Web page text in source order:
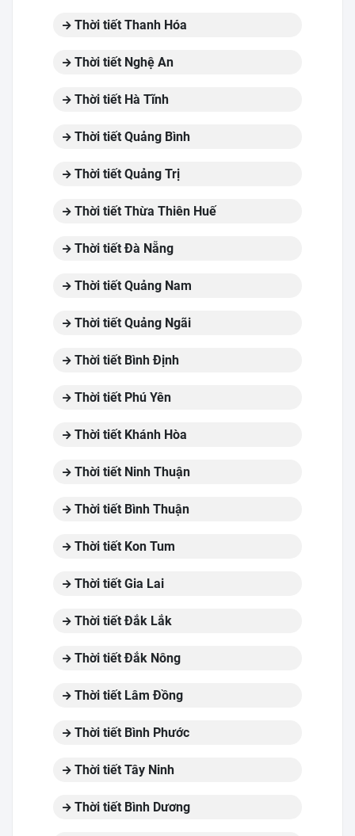
Thời tiết Thanh Hóa
Thời tiết Nghệ An
Thời tiết Hà Tĩnh
Thời tiết Quảng Bình
Thời tiết Quảng Trị
Thời tiết Thừa Thiên Huế
Thời tiết Đà Nẵng
Thời tiết Quảng Nam
Thời tiết Quảng Ngãi
Thời tiết Bình Định
Thời tiết Phú Yên
Thời tiết Khánh Hòa
Thời tiết Ninh Thuận
Thời tiết Bình Thuận
Thời tiết Kon Tum
Thời tiết Gia Lai
Thời tiết Đắk Lắk
Thời tiết Đắk Nông
Thời tiết Lâm Đồng
Thời tiết Bình Phước
Thời tiết Tây Ninh
Thời tiết Bình Dương